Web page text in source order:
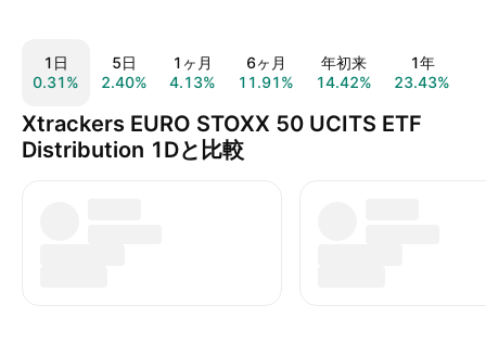
1日
0.31%
5日
2.40%
1ヶ月
4.13%
6ヶ月
11.91%
年初来
14.42%
1年
23.43%
Xtrackers EURO STOXX 50 UCITS ETF
Distribution 1Dと比較